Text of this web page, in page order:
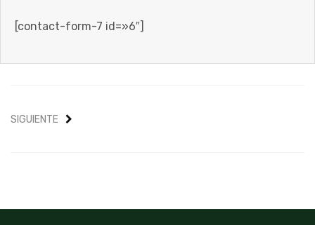
[contact-form-7 id=»6″]
SIGUIENTE